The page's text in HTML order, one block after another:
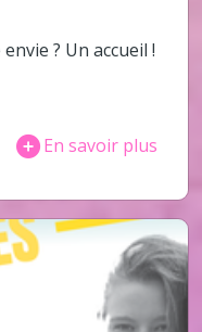
? Un accueil !
En savoir plus